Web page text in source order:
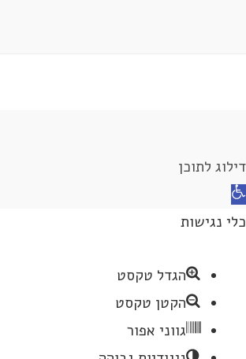
דילוג לתוכן
פתח
סרגל
כלי נגישות
הגדל טקסט
הקטן טקסט
גווני אפור